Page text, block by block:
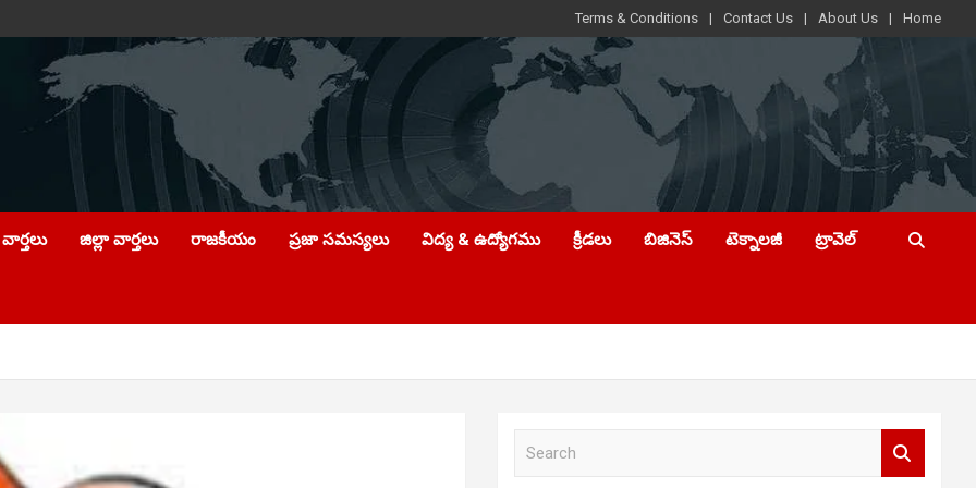
Terms & Conditions Contact Us About Us Home
జిల్లా వార్తలు రాజకీయం ప్రజా సమస్యలు విద్య & ఉద్యోగము క్రీడలు బిజినెస్ టెక్నాలజీ ట్రావెల్